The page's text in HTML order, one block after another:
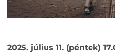
2025. július 11. (péntek)